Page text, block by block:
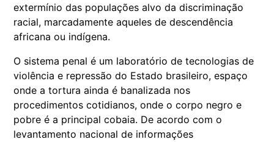
extermínio das populações alvo da discriminação
racial, marcadamente aqueles de descendência
africana ou indígena.
O sistema penal é um laboratório de tecnologias de
violência e repressão do Estado brasileiro, espaço
onde a tortura ainda é banalizada nos
procedimentos cotidianos, onde o corpo negro e
pobre é a principal cobaia. De acordo com o
levantamento nacional de informações